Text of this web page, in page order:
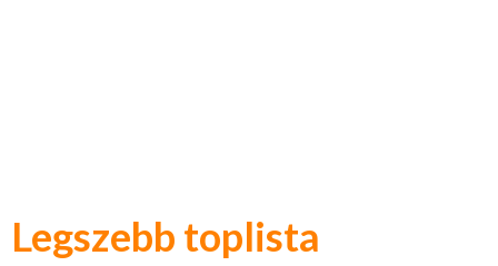
Legszebb toplista